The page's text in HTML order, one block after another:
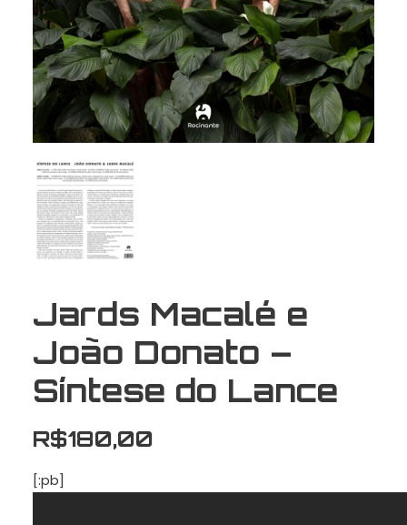
Jards Macalé e
João Donato –
Síntese do Lance
R$180,00
[:pb]